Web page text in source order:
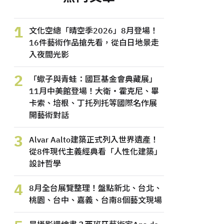
1
文化空總「晴空季2026」8月登場！
16件藝術作品搶先看，從白日地景走
入夜間光影
2
「蠍子與青蛙：國巨基金會典藏展」
11月中美館登場！大衛・霍克尼、畢
卡索、培根、丁托列托等國際名作展
開藝術對話
3
Alvar Aalto建築正式列入世界遺產！
從8件現代主義經典看「人性化建築」
設計哲學
4
8月全台展覽整理！盤點新北、台北、
桃園、台中、嘉義、台南8個藝文現場